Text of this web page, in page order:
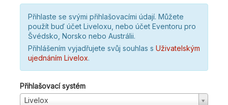
Přihlaste se svými přihlašovacími údají. Můžete
použít buď účet Liveloxu, nebo účet Eventoru pro
Švédsko, Norsko nebo Austrálii.
Přihlášením vyjadřujete svůj souhlas s Uživatelským
ujednáním Livelox.
Přihlašovací systém
Livelox